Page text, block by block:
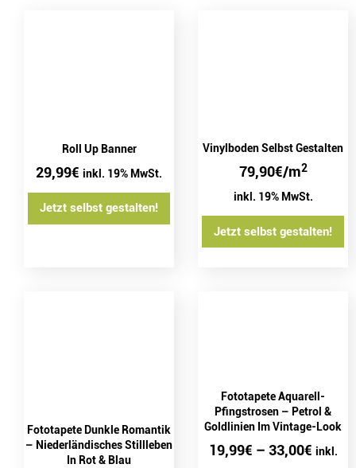
Roll Up Banner
29,99€ inkl. 19% MwSt.
Jetzt selbst gestalten!
Vinylboden Selbst Gestalten
79,90€/m2
inkl. 19% MwSt.
Jetzt selbst gestalten!
Fototapete Dunkle Romantik
– Niederländisches Stillleben
In Rot & Blau
Fototapete Aquarell-
Pfingstrosen – Petrol &
Goldlinien Im Vintage-Look
19,99€ – 33,00€ inkl.